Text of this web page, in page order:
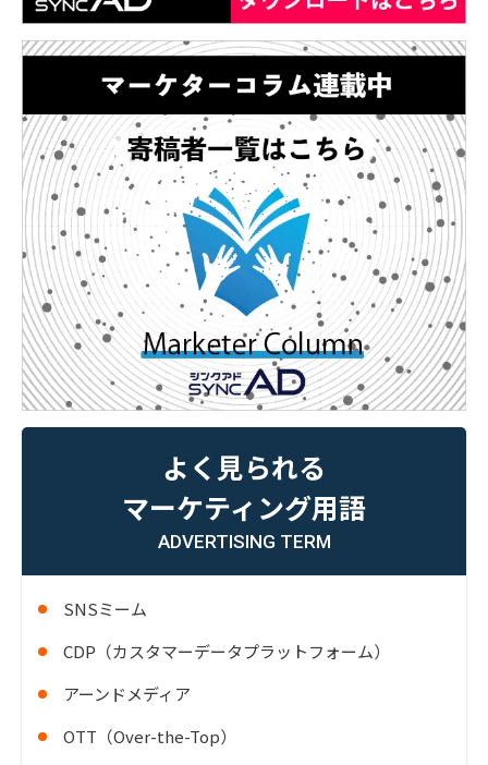
よく見られる
マーケティング用語
ADVERTISING TERM
SNSミーム
CDP（カスタマーデータプラットフォーム）
アーンドメディア
OTT（Over-the-Top）